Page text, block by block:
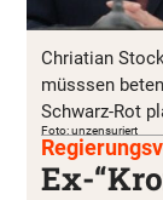
Chriatian
müsssen
Schwarz-Rot
Foto: unzensuriert
Ex-